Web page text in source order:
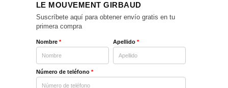
LE MOUVEMENT GIRBAUD
Suscríbete aquí para obtener envío gratis en tu
primera compra
Nombre* Apellido*
Número de teléfono*